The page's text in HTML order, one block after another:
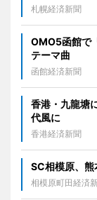
札幌経済新聞
OMO5函館で
テーマ曲
函館経済新聞
香港・九龍塘
代風に
香港経済新聞
SC相模原、
相模原町田経済